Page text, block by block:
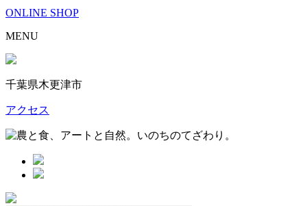
ONLINE SHOP
MENU
千葉県木更津市
アクセス